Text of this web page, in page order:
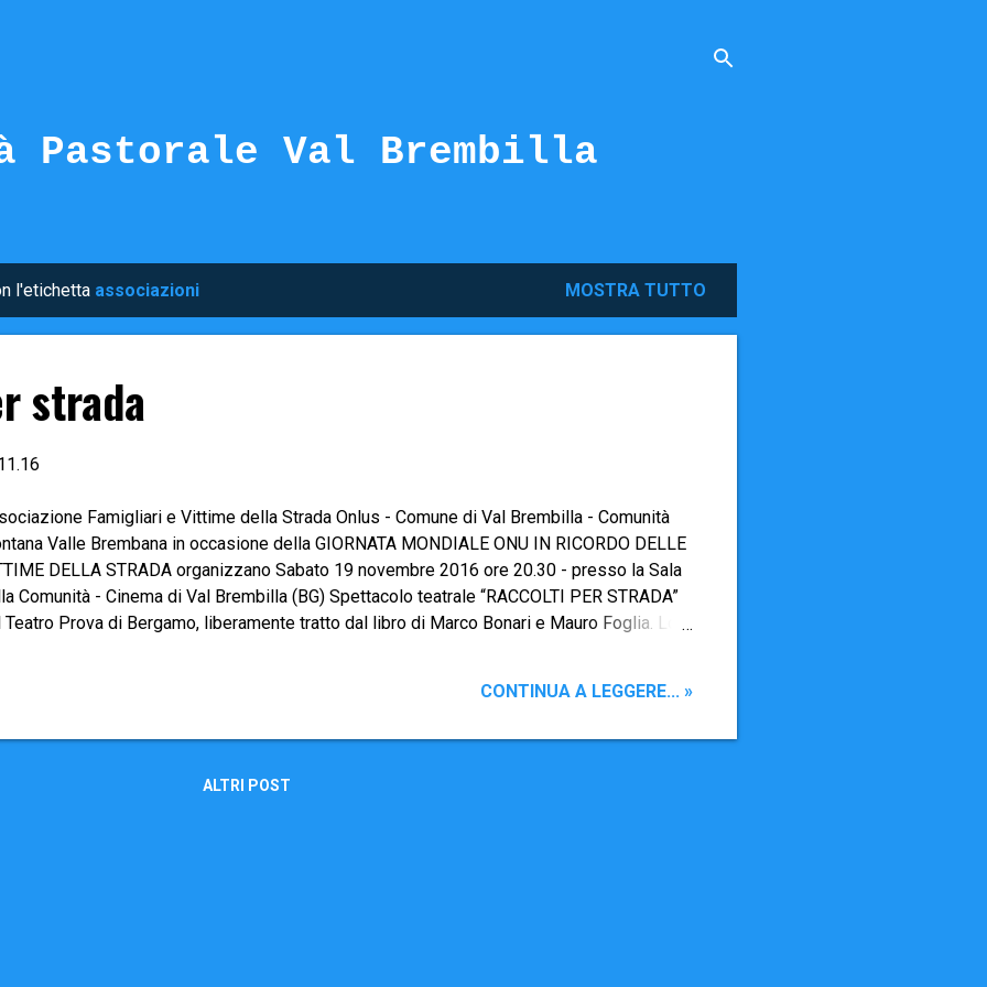
Pastorale Val Brembilla
l'etichetta associazioni MOSTRA TUTTO
strada
Famigliari e Vittime della Strada Onlus - Comune di Val Brembilla - Comunità
Valle Brembana in occasione della GIORNATA MONDIALE ONU IN RICORDO DELLE
DELLA STRADA organizzano Sabato 19 novembre 2016 ore 20.30 - presso la Sala
Comunità - Cinema di Val Brembilla (BG) Spettacolo teatrale “RACCOLTI PER STRADA”
Teatro Prova di Bergamo, liberamente tratto dal libro di Marco Bonari e Mauro Foglia. Lo
e Volontari delle ambulanze. I due attori sul palco racconteranno i drammi della
presso la Chiesa Parrocchiale di San Gottardo Vescovo in Laxolo...
CONTINUA A LEGGERE... »
ALTRI POST